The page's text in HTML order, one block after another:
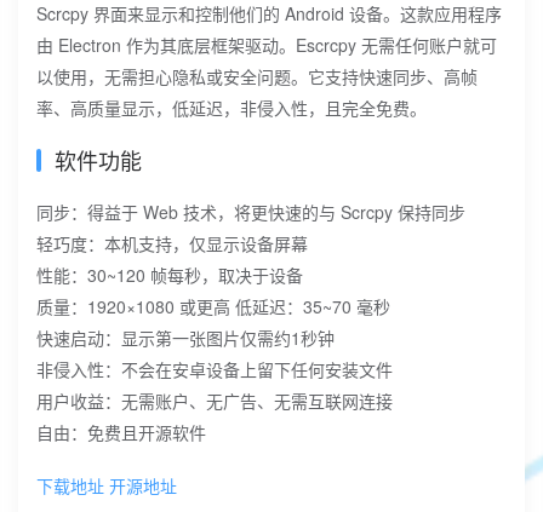
Scrcpy 界面来显示和控制他们的 Android 设备。这款应用程序
由 Electron 作为其底层框架驱动。Escrcpy 无需任何账户就可
以使用，无需担心隐私或安全问题。它支持快速同步、高帧
率、高质量显示，低延迟，非侵入性，且完全免费。
软件功能
同步：得益于 Web 技术，将更快速的与 Scrcpy 保持同步
轻巧度：本机支持，仅显示设备屏幕
性能：30~120 帧每秒，取决于设备
质量：1920×1080 或更高 低延迟：35~70 毫秒
快速启动：显示第一张图片仅需约1秒钟
非侵入性：不会在安卓设备上留下任何安装文件
用户收益：无需账户、无广告、无需互联网连接
自由：免费且开源软件
下载地址 开源地址